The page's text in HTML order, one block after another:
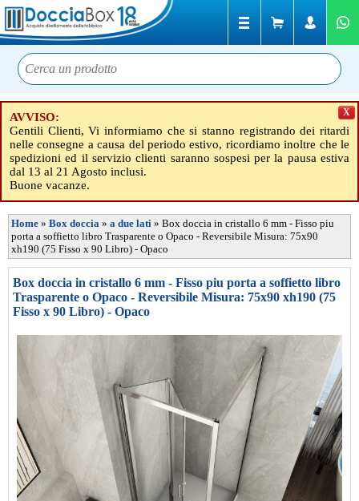
AVVISO:
Gentili Clienti, Vi informiamo che si stanno registrando dei ritardi
nelle consegne a causa del periodo estivo, ricordiamo inoltre che le
spedizioni ed il servizio clienti saranno sospesi per la pausa estiva
dal 13 al 21 Agosto inclusi.
Buone vacanze.
X
Home » Box doccia » a due lati » Box doccia in cristallo 6 mm - Fisso piu
porta a soffietto libro Trasparente o Opaco - Reversibile Misura: 75x90
xh190 (75 Fisso x 90 Libro) - Opaco
Box doccia in cristallo 6 mm - Fisso piu porta a soffietto libro
Trasparente o Opaco - Reversibile Misura: 75x90 xh190 (75
Fisso x 90 Libro) - Opaco